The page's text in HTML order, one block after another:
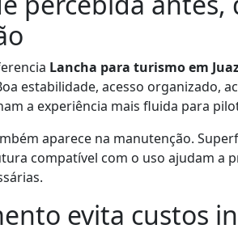
Lancha para turismo em
estabilidade, acesso organizado,
a experiência mais fluida para
aparece na manutenção.
compatível com o uso ajudam a
evita custos